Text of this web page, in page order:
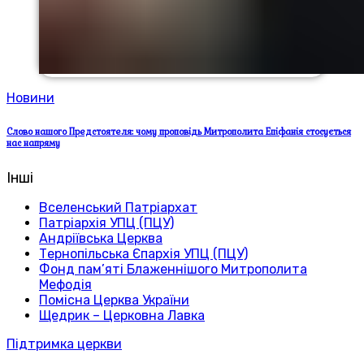
Новини
Слово нашого Предстоятеля: чому проповідь Митрополита Епіфанія стосується
нас напряму
Інші
Вселенський Патріархат
Патріархія УПЦ (ПЦУ)
Андріївська Церква
Тернопільська Єпархія УПЦ (ПЦУ)
Фонд пам’яті Блаженнішого Митрополита
Мефодія
Помісна Церква України
Щедрик – Церковна Лавка
Підтримка церкви